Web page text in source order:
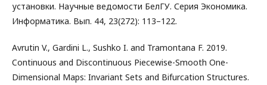
установки. Научные ведомости БелГУ. Серия Экономика.
Информатика. Вып. 44, 23(272): 113–122.
Avrutin V., Gardini L., Sushko I. and Tramontana F. 2019.
Continuous and Discontinuous Piecewise-Smooth One-
Dimensional Maps: Invariant Sets and Bifurcation Structures.